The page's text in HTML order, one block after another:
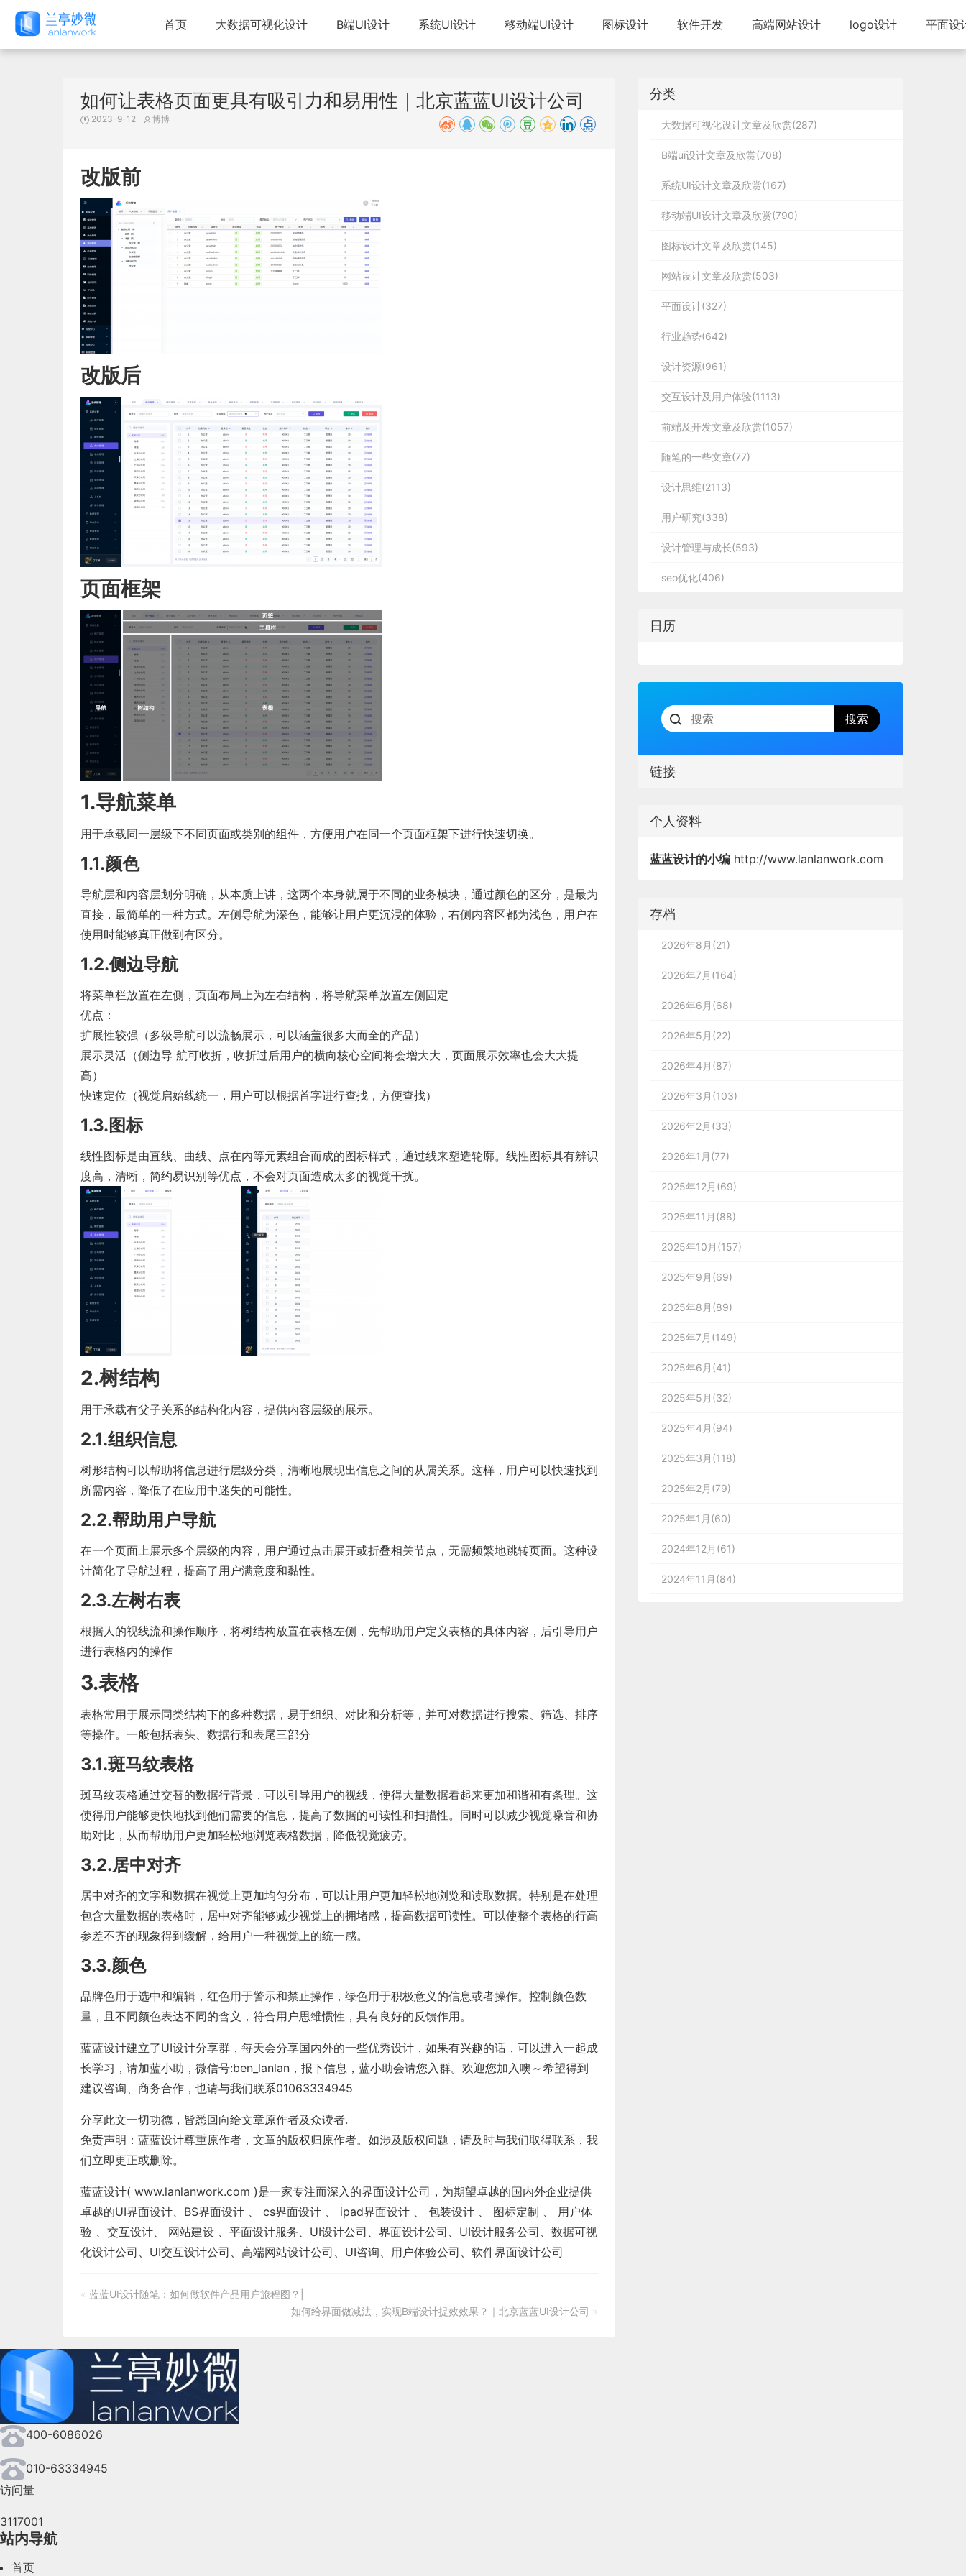
首页 大数据可视化设计 B端UI设计 系统UI设计 移动端UI设计 图标设计 软件开发 高端网站设计 logo设计 平面设
如何让表格页面更具有吸引力和易用性｜北京蓝蓝UI设计公司
2023-9-12 博博
改版前
改版后
页面框架
1.导航菜单
用于承载同一层级下不同页面或类别的组件，方便用户在同一个页面框架下进行快速切换。
1.1.颜色
导航层和内容层划分明确，从本质上讲，这两个本身就属于不同的业务模块，通过颜色的区分，是最为
直接，最简单的一种方式。左侧导航为深色，能够让用户更沉浸的体验，右侧内容区都为浅色，用户在
使用时能够真正做到有区分。
1.2.侧边导航
将菜单栏放置在左侧，页面布局上为左右结构，将导航菜单放置左侧固定
优点：
扩展性较强（多级导航可以流畅展示，可以涵盖很多大而全的产品）
展示灵活（侧边导 航可收折，收折过后用户的横向核心空间将会增大大，页面展示效率也会大大提
高）
快速定位（视觉启始线统一，用户可以根据首字进行查找，方便查找）
1.3.图标
线性图标是由直线、曲线、点在内等元素组合而成的图标样式，通过线来塑造轮廓。线性图标具有辨识
度高，清晰，简约易识别等优点，不会对页面造成太多的视觉干扰。
2.树结构
用于承载有父子关系的结构化内容，提供内容层级的展示。
2.1.组织信息
树形结构可以帮助将信息进行层级分类，清晰地展现出信息之间的从属关系。这样，用户可以快速找到
所需内容，降低了在应用中迷失的可能性。
2.2.帮助用户导航
在一个页面上展示多个层级的内容，用户通过点击展开或折叠相关节点，无需频繁地跳转页面。这种设
计简化了导航过程，提高了用户满意度和黏性。
2.3.左树右表
根据人的视线流和操作顺序，将树结构放置在表格左侧，先帮助用户定义表格的具体内容，后引导用户
进行表格内的操作
3.表格
表格常用于展示同类结构下的多种数据，易于组织、对比和分析等，并可对数据进行搜索、筛选、排序
等操作。一般包括表头、数据行和表尾三部分
3.1.斑马纹表格
斑马纹表格通过交替的数据行背景，可以引导用户的视线，使得大量数据看起来更加和谐和有条理。这
使得用户能够更快地找到他们需要的信息，提高了数据的可读性和扫描性。同时可以减少视觉噪音和协
助对比，从而帮助用户更加轻松地浏览表格数据，降低视觉疲劳。
3.2.居中对齐
居中对齐的文字和数据在视觉上更加均匀分布，可以让用户更加轻松地浏览和读取数据。特别是在处理
包含大量数据的表格时，居中对齐能够减少视觉上的拥堵感，提高数据可读性。可以使整个表格的行高
参差不齐的现象得到缓解，给用户一种视觉上的统一感。
3.3.颜色
品牌色用于选中和编辑，红色用于警示和禁止操作，绿色用于积极意义的信息或者操作。控制颜色数
量，且不同颜色表达不同的含义，符合用户思维惯性，具有良好的反馈作用。
蓝蓝设计建立了UI设计分享群，每天会分享国内外的一些优秀设计，如果有兴趣的话，可以进入一起成
长学习，请加蓝小助，微信号:ben_lanlan，报下信息，蓝小助会请您入群。欢迎您加入噢～希望得到
建议咨询、商务合作，也请与我们联系01063334945
分享此文一切功德，皆悉回向给文章原作者及众读者.
免责声明：蓝蓝设计尊重原作者，文章的版权归原作者。如涉及版权问题，请及时与我们取得联系，我
们立即更正或删除。
蓝蓝设计( www.lanlanwork.com )是一家专注而深入的界面设计公司，为期望卓越的国内外企业提供
卓越的UI界面设计、 BS界面设计 、 cs界面设计 、 ipad界面设计 、 包装设计 、 图标定制 、 用户体
验 、 交互设计、 网站建设 、 平面设计服务、 UI设计公司 、 界面设计公司 、 UI设计服务公司 、 数据可视
化设计公司 、 UI交互设计公司 、 高端网站设计公司 、 UI咨询、 用户体验公司 、 软件界面设计公司
« 蓝蓝UI设计随笔：如何做软件产品用户旅程图？|
如何给界面做减法，实现B端设计提效效果？｜北京蓝蓝UI设计公司 »
分类
大数据可视化设计文章及欣赏(287)
B端ui设计文章及欣赏(708)
系统UI设计文章及欣赏(167)
移动端UI设计文章及欣赏(790)
图标设计文章及欣赏(145)
网站设计文章及欣赏(503)
平面设计(327)
行业趋势(642)
设计资源(961)
交互设计及用户体验(1113)
前端及开发文章及欣赏(1057)
随笔的一些文章(77)
设计思维(2113)
用户研究(338)
设计管理与成长(593)
seo优化(406)
日历
链接
个人资料
蓝蓝设计的小编 http://www.lanlanwork.com
存档
2026年8月(21)
2026年7月(164)
2026年6月(68)
2026年5月(22)
2026年4月(87)
2026年3月(103)
2026年2月(33)
2026年1月(77)
2025年12月(69)
2025年11月(88)
2025年10月(157)
2025年9月(69)
2025年8月(89)
2025年7月(149)
2025年6月(41)
2025年5月(32)
2025年4月(94)
2025年3月(118)
2025年2月(79)
2025年1月(60)
2024年12月(61)
2024年11月(84)
400-6086026
010-63334945
访问量
3117001
站内导航
首页